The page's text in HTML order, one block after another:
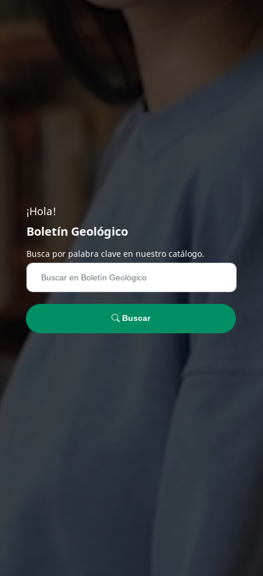
¡Hola!
Boletín Geológico
Busca por palabra clave en nuestro catálogo.
Buscar